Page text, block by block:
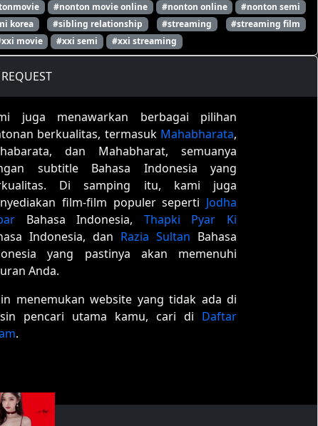
#nonton movie online #nonton online
#nonton semi
korea #sibling relationship #streaming
#streaming film
movie #xxi semi #xxi streaming
REQUEST
juga menawarkan berbagai pilihan
berkualitas, termasuk Mahabharata,
dan Mahabharat, semuanya
subtitle Bahasa Indonesia yang
Di samping itu, kami juga
film-film populer seperti Jodha
Bahasa Indonesia, Thapki Pyar Ki
Indonesia, dan Razia Sultan Bahasa
yang pastinya akan memenuhi
Anda.
menemukan website yang tidak ada di
pencari utama kamu, cari di Daftar
.